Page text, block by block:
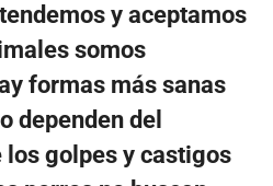
y aceptamos
somos
formas más sanas
dependen del
golpes y castigos